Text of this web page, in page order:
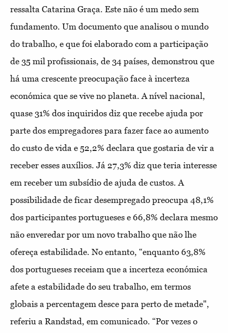
ressalta Catarina Graça. Este não é um medo sem
fundamento. Um documento que analisou o mundo
do trabalho, e que foi elaborado com a participação
de 35 mil profissionais, de 34 países, demonstrou que
há uma crescente preocupação face à incerteza
económica que se vive no planeta. A nível nacional,
quase 31% dos inquiridos diz que recebe ajuda por
parte dos empregadores para fazer face ao aumento
do custo de vida e 52,2% declara que gostaria de vir a
receber esses auxílios. Já 27,3% diz que teria interesse
em receber um subsídio de ajuda de custos. A
possibilidade de ficar desempregado preocupa 48,1%
dos participantes portugueses e 66,8% declara mesmo
não enveredar por um novo trabalho que não lhe
ofereça estabilidade. No entanto, “enquanto 63,8%
dos portugueses receiam que a incerteza económica
afete a estabilidade do seu trabalho, em termos
globais a percentagem desce para perto de metade",
referiu a Randstad, em comunicado. “Por vezes o